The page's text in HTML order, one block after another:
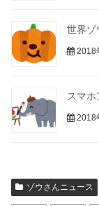
世界ゾ
2018
スマ
2018
ゾウさんニュース